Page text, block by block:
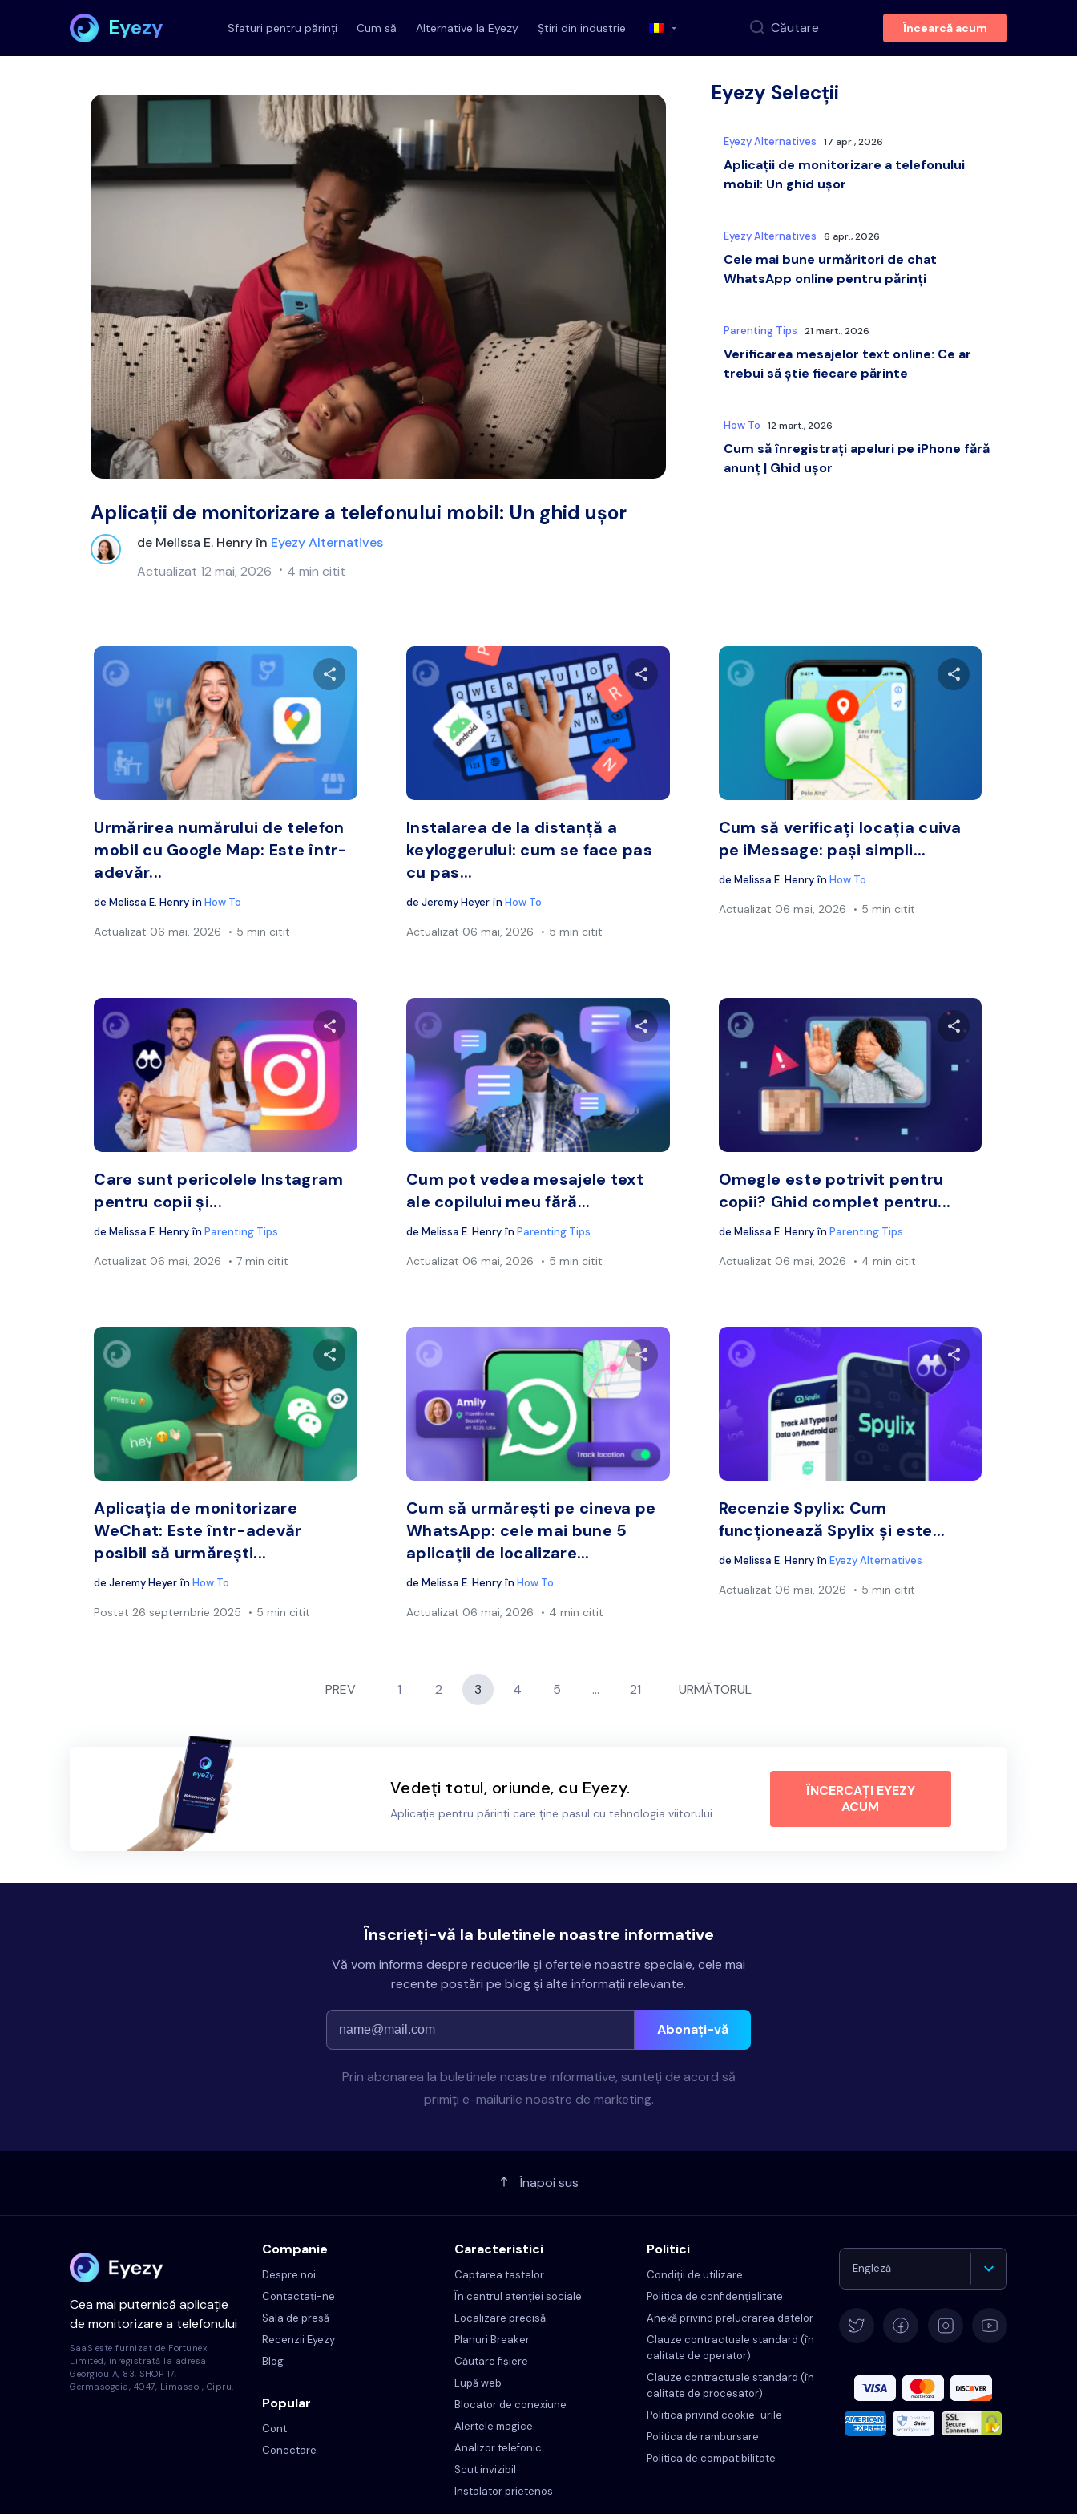
Eyezy Sfaturi pentru părinți Cum să Alternative la Eyezy Știri din industrie Căutare Încearcă acum
Aplicații de monitorizare a telefonului mobil: Un ghid ușor
de Melissa E. Henryîn Eyezy Alternatives
Actualizat 12 mai, 2026 4 min citit
Eyezy Selecții
Eyezy Alternatives 17 apr., 2026
Aplicații de monitorizare a telefonului
mobil: Un ghid ușor
Eyezy Alternatives 6 apr., 2026
Cele mai bune urmăritori de chat
WhatsApp online pentru părinți
Parenting Tips 21 mart., 2026
Verificarea mesajelor text online: Ce ar
trebui să știe fiecare părinte
How To 12 mart., 2026
Cum să înregistrați apeluri pe iPhone fără
anunț | Ghid ușor
Distribuie acest articol
Twitter Copiați linkul
Urmărirea numărului de telefon
mobil cu Google Map: Este într-
adevăr...
deMelissa E. Henry înHow To
Actualizat 06 mai, 2026 5 min citit
Distribuie acest articol
Copiați linkul
Instalarea de la distanță a
keyloggerului: cum se face pas
cu pas...
de Jeremy Heyer în How To
Actualizat 06 mai, 2026 5 min citit
Cum să verificați locația cuiva
pe iMessage: pași simpli...
de Melissa E. Henry în How To
Actualizat 06 mai, 2026 5 min citit
Distribuie acest articol
Facebook Copiați linkul
Care sunt pericolele Instagram
pentru copii și...
deMelissa E. Henry înParenting Tips
Actualizat 06 mai, 2026 7 min citit
Distribuie acest articol
Copiați linkul
Cum pot vedea mesajele text
ale copilului meu fără...
de Melissa E. Henry în Parenting Tips
Actualizat 06 mai, 2026 5 min citit
Distribuie acest
Omegle este potrivit pentru
copii? Ghid complet pentru...
de Melissa E. Henry în Parenting Tips
Actualizat 06 mai, 2026 4 min citit
Distribuie acest articol
Aplicația de monitorizare
WeChat: Este într-adevăr
posibil să urmărești...
deJeremy Heyer înHow To
Postat 26 septembrie 2025 5 min citit
Distribuie acest articol
Twitter Copiați linkul
Cum să urmărești pe cineva pe
WhatsApp: cele mai bune 5
aplicații de localizare...
de Melissa E. Henry în How To
Actualizat 06 mai, 2026 4 min citit
Distribuie acest
Recenzie Spylix: Cum
funcționează Spylix și este...
de Melissa E. Henry în Eyezy Alternatives
Actualizat 06 mai, 2026 5 min citit
PREV 1 2 3 4 5 … 21 URMĂTORUL
Vedeți totul, oriunde, cu Eyezy.
Aplicație pentru părinți care ține pasul cu tehnologia viitorului
ÎNCERCAȚI EYEZY
ACUM
Înscrieți-vă la buletinele noastre informative
Vă vom informa despre reducerile și ofertele noastre speciale, cele mai
recente postări pe blog și alte informații relevante.
Abonați-vă
Prin abonarea la buletinele noastre informative, sunteți de acord să
primiți e-mailurile noastre de marketing.
Înapoi sus
Cea mai puternică aplicație
de monitorizare a telefonului
SaaS este furnizat de Fortunex
Limited, înregistrată la adresa
Georgiou A, 83, SHOP 17,
Germasogeia, 4047, Limassol, Cipru.
Companie
Despre noi
Contactați-ne
Sala de presă
Recenzii Eyezy
Blog
Popular
Cont
Conectare
Caracteristici
Captarea tastelor
În centrul atenției sociale
Localizare precisă
Planuri Breaker
Căutare fișiere
Lupă web
Blocator de conexiune
Alertele magice
Analizor telefonic
Scut invizibil
Instalator prietenos
Politici
Condiții de utilizare
Politica de confidențialitate
Anexă privind prelucrarea datelor
Clauze contractuale standard (în
calitate de operator)
Clauze contractuale standard (în
calitate de procesator)
Politica privind cookie-urile
Politica de rambursare
Politica de compatibilitate
Engleză
Français